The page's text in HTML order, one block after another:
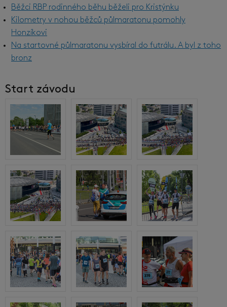
Běžci RBP rodinného běhu běželi pro Kristýnku
Kilometry v nohou běžců půlmaratonu pomohly
Honzíkovi
Na startovné půlmaratonu vysbíral do futrálu. A byl z toho
bronz
Start závodu